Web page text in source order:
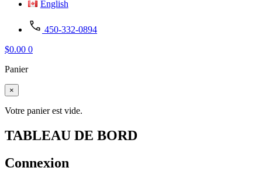
English
450-332-0894
$0.00 0
Panier
×
Votre panier est vide.
TABLEAU DE BORD
Connexion